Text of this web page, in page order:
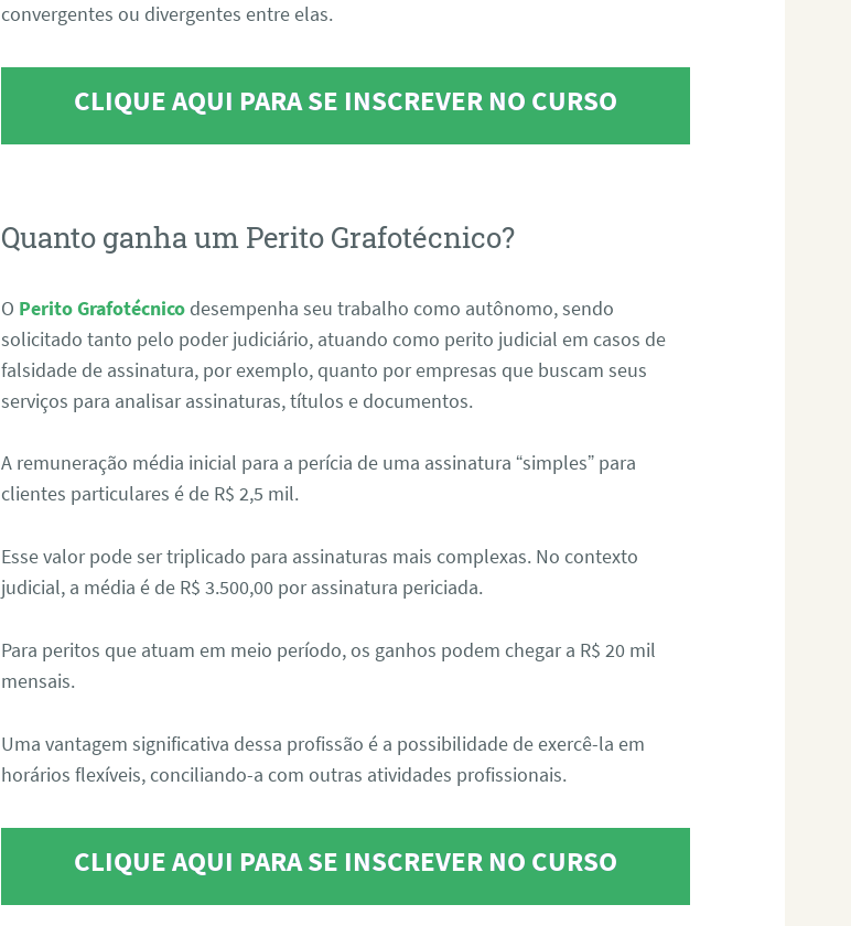
convergentes ou divergentes entre elas.
CLIQUE AQUI PARA SE INSCREVER NO CURSO
Quanto ganha um Perito Grafotécnico?
O Perito Grafotécnico desempenha seu trabalho como autônomo, sendo
solicitado tanto pelo poder judiciário, atuando como perito judicial em casos de
falsidade de assinatura, por exemplo, quanto por empresas que buscam seus
serviços para analisar assinaturas, títulos e documentos.
A remuneração média inicial para a perícia de uma assinatura “simples” para
clientes particulares é de R$ 2,5 mil.
Esse valor pode ser triplicado para assinaturas mais complexas. No contexto
judicial, a média é de R$ 3.500,00 por assinatura periciada.
Para peritos que atuam em meio período, os ganhos podem chegar a R$ 20 mil
mensais.
Uma vantagem significativa dessa profissão é a possibilidade de exercê-la em
horários flexíveis, conciliando-a com outras atividades profissionais.
CLIQUE AQUI PARA SE INSCREVER NO CURSO